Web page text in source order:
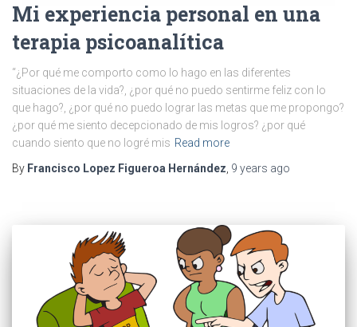
Mi experiencia personal en una
terapia psicoanalítica
“¿Por qué me comporto como lo hago en las diferentes
situaciones de la vida?, ¿por qué no puedo sentirme feliz con lo
que hago?, ¿por qué no puedo lograr las metas que me propongo?
¿por qué me siento decepcionado de mis logros? ¿por qué
cuando siento que no logré mis Read more
By Francisco Lopez Figueroa Hernández 9 years ago